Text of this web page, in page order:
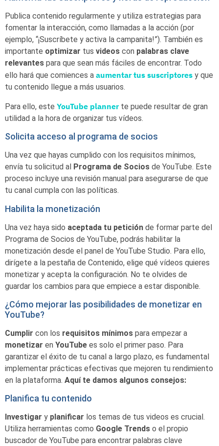
Publica contenido regularmente y utiliza estrategias para
fomentar la interacción, como llamadas a la acción (por
ejemplo, “¡Suscríbete y activa la campanita!”). También es
importante optimizar tus videos con palabras clave
relevantes para que sean más fáciles de encontrar. Todo
ello hará que comiences a aumentar tus suscriptores y que
tu contenido llegue a más usuarios.
Para ello, este YouTube planner te puede resultar de gran
utilidad a la hora de organizar tus vídeos.
Solicita acceso al programa de socios
Una vez que hayas cumplido con los requisitos mínimos,
envía tu solicitud al Programa de Socios de YouTube. Este
proceso incluye una revisión manual para asegurarse de que
tu canal cumpla con las políticas.
Habilita la monetización
Una vez haya sido aceptada tu petición de formar parte del
Programa de Socios de YouTube, podrás habilitar la
monetización desde el panel de YouTube Studio. Para ello,
dirígete a la pestaña de Contenido, elige qué vídeos quieres
monetizar y acepta la configuración. No te olvides de
guardar los cambios para que empiece a estar disponible.
¿Cómo mejorar las posibilidades de monetizar en
YouTube?
Cumplir con los requisitos mínimos para empezar a
monetizar en YouTube es solo el primer paso. Para
garantizar el éxito de tu canal a largo plazo, es fundamental
implementar prácticas efectivas que mejoren tu rendimiento
en la plataforma. Aquí te damos algunos consejos:
Planifica tu contenido
Investigar y planificar los temas de tus videos es crucial.
Utiliza herramientas como Google Trends o el propio
buscador de YouTube para encontrar palabras clave